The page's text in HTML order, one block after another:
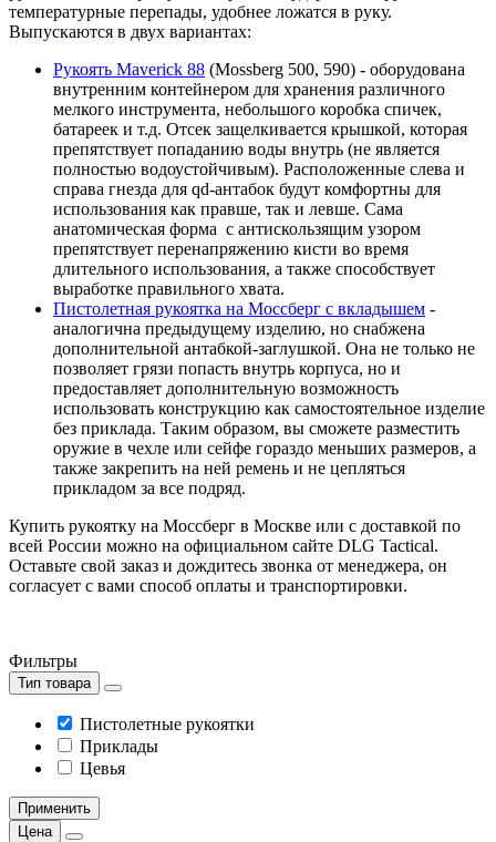
температурные перепады, удобнее ложатся в руку.
Выпускаются в двух вариантах:
Рукоять Maverick 88 (Mossberg 500, 590) - оборудована
внутренним контейнером для хранения различного
мелкого инструмента, небольшого коробка спичек,
батареек и т.д. Отсек защелкивается крышкой, которая
препятствует попаданию воды внутрь (не является
полностью водоустойчивым). Расположенные слева и
справа гнезда для qd-антабок будут комфортны для
использования как правше, так и левше. Сама
анатомическая форма с антискользящим узором
препятствует перенапряжению кисти во время
длительного использования, а также способствует
выработке правильного хвата.
Пистолетная рукоятка на Моссберг с вкладышем -
аналогична предыдущему изделию, но снабжена
дополнительной антабкой-заглушкой. Она не только не
позволяет грязи попасть внутрь корпуса, но и
предоставляет дополнительную возможность
использовать конструкцию как самостоятельное изделие
без приклада. Таким образом, вы сможете разместить
оружие в чехле или сейфе гораздо меньших размеров, а
также закрепить на ней ремень и не цепляться
прикладом за все подряд.
Купить рукоятку на Моссберг в Москве или с доставкой по
всей России можно на официальном сайте DLG Tactical.
Оставьте свой заказ и дождитесь звонка от менеджера, он
согласует с вами способ оплаты и транспортировки.
Фильтры
Тип товара
Пистолетные рукоятки
Приклады
Цевья
Применить
Цена